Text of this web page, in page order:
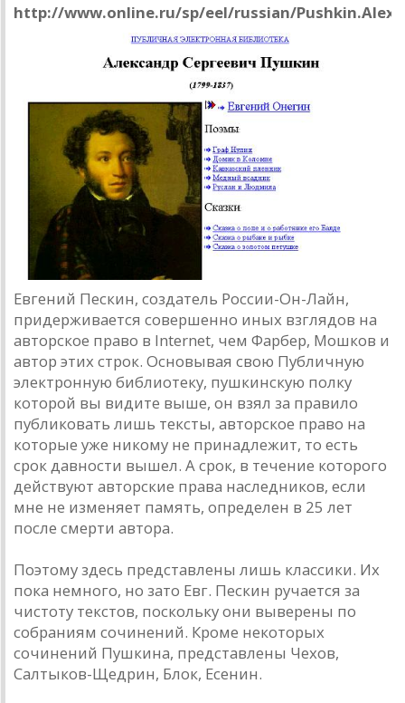
http://www.online.ru/sp/eel/russian/
Евгений Пескин, создатель России-Он-Лайн,
придерживается совершенно иных взглядов на
авторское право в Internet, чем Фарбер, Мошков и
автор этих строк. Основывая свою Публичную
электронную библиотеку, пушкинскую полку
которой вы видите выше, он взял за правило
публиковать лишь тексты, авторское право на
которые уже никому не принадлежит, то есть
срок давности вышел. А срок, в течение которого
действуют авторские права наследников, если
мне не изменяет память, определен в 25 лет
после смерти автора.
Поэтому здесь представлены лишь классики. Их
пока немного, но зато Евг. Пескин ручается за
чистоту текстов, поскольку они выверены по
собраниям сочинений. Кроме некоторых
сочинений Пушкина, представлены Чехов,
Салтыков-Щедрин, Блок, Есенин.